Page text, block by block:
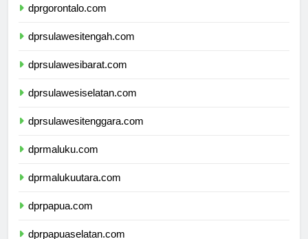
dprgorontalo.com
dprsulawesitengah.com
dprsulawesibarat.com
dprsulawesiselatan.com
dprsulawesitenggara.com
dprmaluku.com
dprmalukuutara.com
dprpapua.com
dprpapuaselatan.com